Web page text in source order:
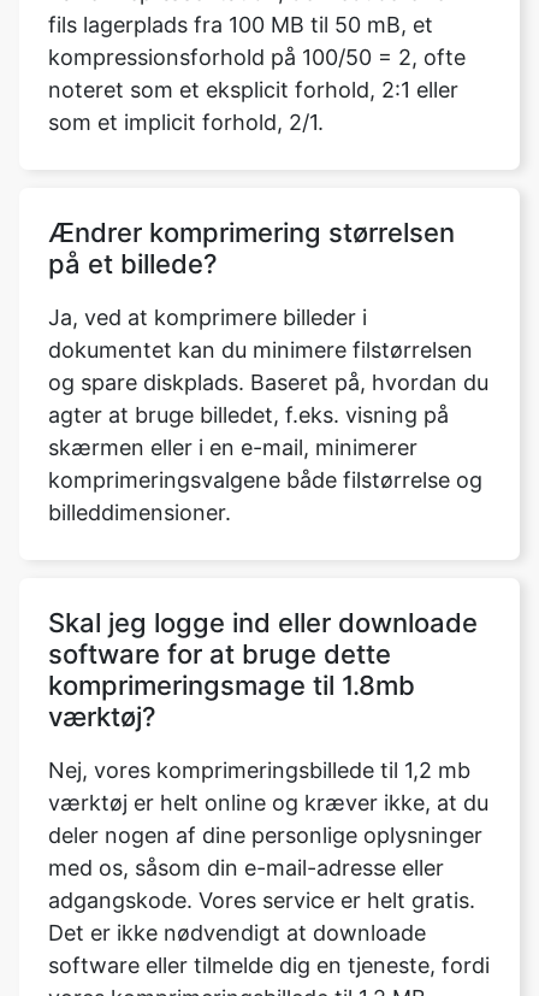
som et implicit forhold, 2/1.
Ændrer komprimering størrelsen
Ja, ved at komprimere billeder i
dokumentet kan du minimere filstørrelsen
og spare diskplads. Baseret på, hvordan du
agter at bruge billedet, f.eks. visning på
skærmen eller i en e-mail, minimerer
komprimeringsvalgene både filstørrelse og
billeddimensioner.
Skal jeg logge ind eller downloade
værktøj?
Nej, vores komprimeringsbillede til 1,2 mb
værktøj er helt online og kræver ikke, at du
deler nogen af dine personlige oplysninger
med os, såsom din e-mail-adresse eller
adgangskode. Vores service er helt gratis.
Det er ikke nødvendigt at downloade
software eller tilmelde dig en tjeneste, fordi
vores komprimeringsbillede til 1,2 MB
værktøj gemmes lokalt i din webbrowser.